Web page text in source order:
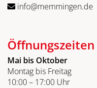
info@memmingen.de
Öffnungszeiten
Mai bis Oktober
Montag bis Freitag
10:00 – 17:00 Uhr